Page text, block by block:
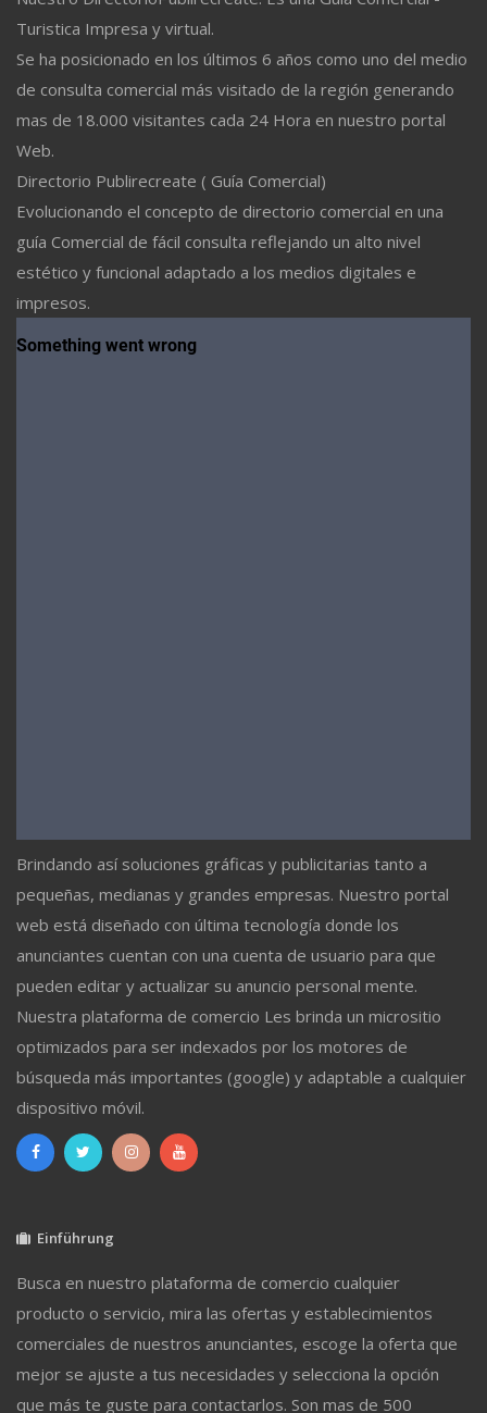
Turistica Impresa y virtual.
Se ha posicionado en los últimos 6 años como uno del medio
de consulta comercial más visitado de la región generando
mas de 18.000 visitantes cada 24 Hora en nuestro portal
Web.
Directorio Publirecreate ( Guía Comercial)
Evolucionando el concepto de directorio comercial en una
guía Comercial de fácil consulta reflejando un alto nivel
estético y funcional adaptado a los medios digitales e
impresos.
Brindando así soluciones gráficas y publicitarias tanto a
pequeñas, medianas y grandes empresas. Nuestro portal
web está diseñado con última tecnología donde los
anunciantes cuentan con una cuenta de usuario para que
pueden editar y actualizar su anuncio personal mente.
Nuestra plataforma de comercio Les brinda un micrositio
optimizados para ser indexados por los motores de
búsqueda más importantes (google) y adaptable a cualquier
dispositivo móvil.
Einführung
Busca en nuestro plataforma de comercio cualquier
producto o servicio, mira las ofertas y establecimientos
comerciales de nuestros anunciantes, escoge la oferta que
mejor se ajuste a tus necesidades y selecciona la opción
que más te guste para contactarlos. Son mas de 500